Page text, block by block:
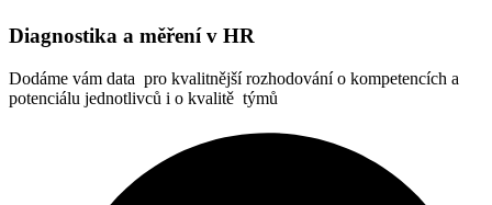
Diagnostika a měření v HR
Dodáme vám data pro kvalitnější rozhodování o kompetencích a
potenciálu jednotlivců i o kvalitě týmů